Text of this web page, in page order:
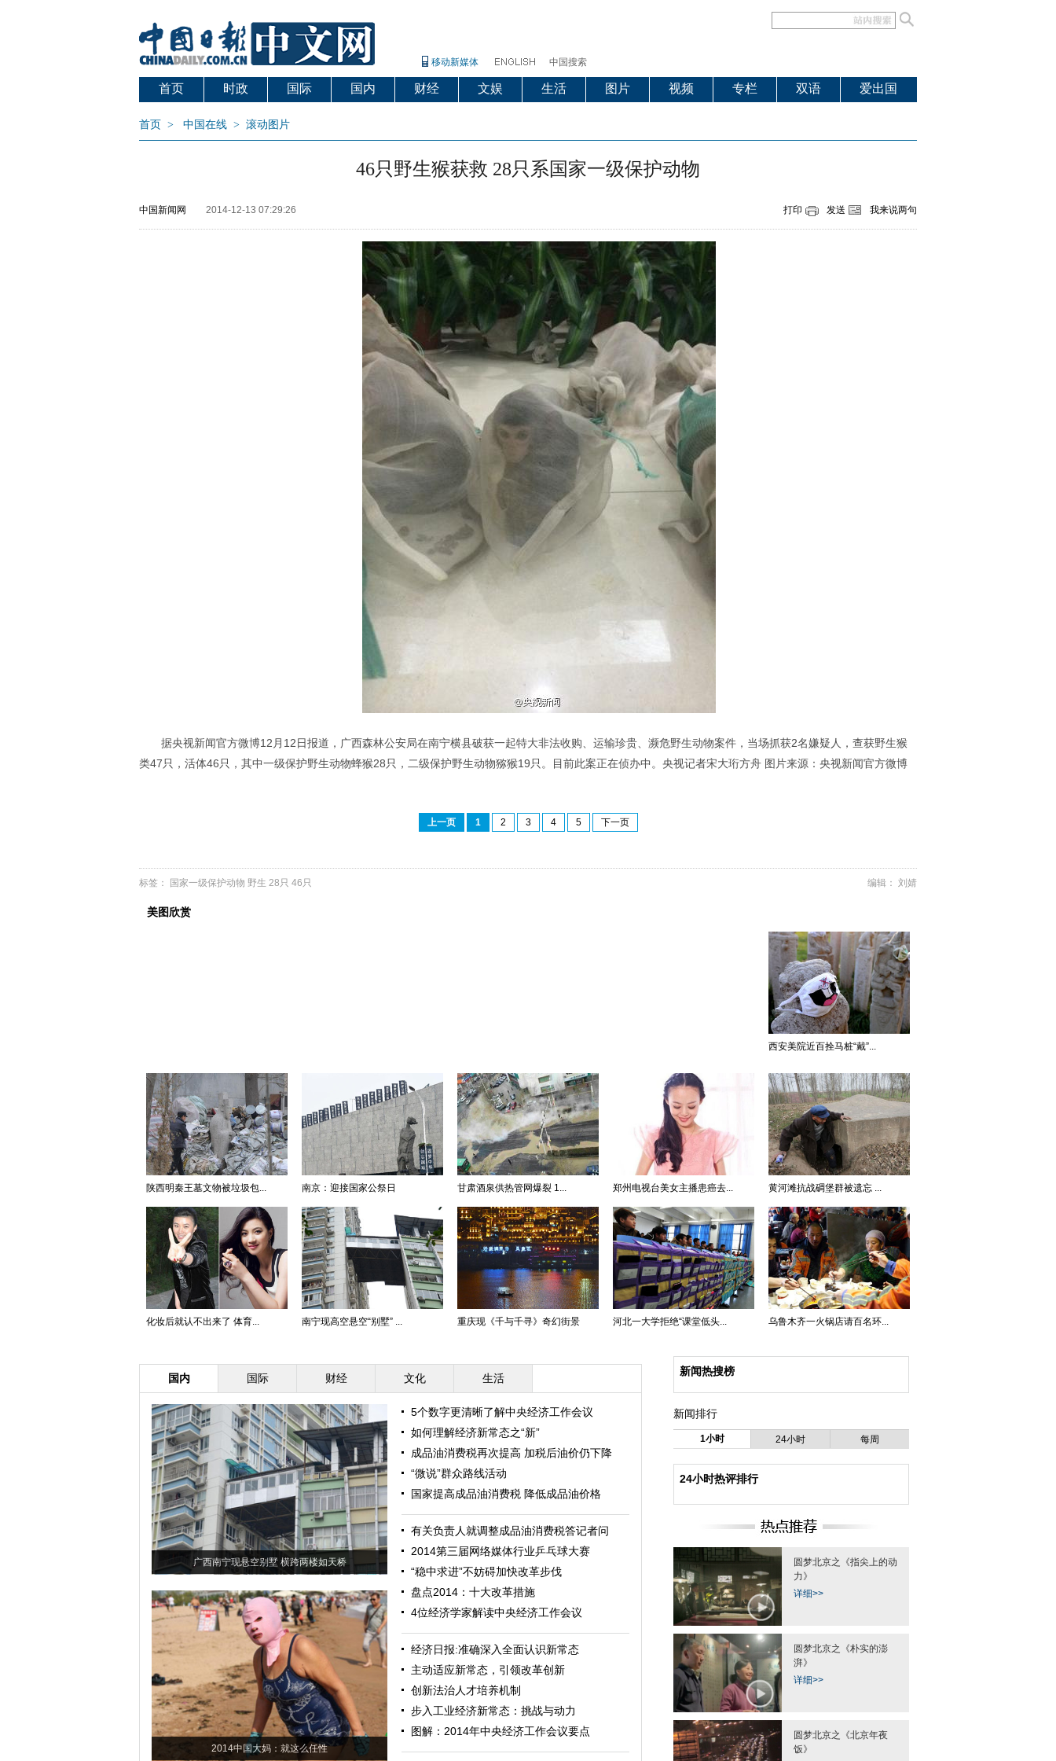
移动新媒体 中国搜索
首页 时政 国际 国内 财经 文娱 生活 图片 视频 专栏 双语 爱出国
首页 > 中国在线 > 滚动图片
46只野生猴获救 28只系国家一级保护动物
中国新闻网 2014-12-13 07:29:26 打印 发送 我来说两句
据央视新闻官方微博12月12日报道，广西森林公安局在南宁横县破获一起特大非法收购、运输珍贵、濒危野生动物案件，当场抓获2名嫌疑人，查获野生猴
类47只，活体46只，其中一级保护野生动物蜂猴28只，二级保护野生动物猕猴19只。目前此案正在侦办中。央视记者宋大珩方舟 图片来源：央视新闻官方微博
上一页 1 2 3 4 5 下一页
编辑： 刘婧
标签： 国家一级保护动物 野生 28只 46只
美图欣赏
西安美院近百拴马桩“戴”...
陕西明秦王墓文物被垃圾包... 南京：迎接国家公祭日 甘肃酒泉供热管网爆裂 1... 郑州电视台美女主播患癌去... 黄河滩抗战碉堡群被遗忘 ...
化妆后就认不出来了 体育... 南宁现高空悬空“别墅” ... 重庆现《千与千寻》奇幻街景 河北一大学拒绝“课堂低头... 乌鲁木齐一火锅店请百名环...
国内 国际 财经 文化 生活
广西南宁现悬空别墅 横跨两楼如天桥
2014中国大妈：就这么任性
5个数字更清晰了解中央经济工作会议
如何理解经济新常态之“新”
成品油消费税再次提高 加税后油价仍下降
“微说”群众路线活动
国家提高成品油消费税 降低成品油价格
有关负责人就调整成品油消费税答记者问
2014第三届网络媒体行业乒乓球大赛
“稳中求进”不妨碍加快改革步伐
盘点2014：十大改革措施
4位经济学家解读中央经济工作会议
经济日报:准确深入全面认识新常态
主动适应新常态，引领改革创新
创新法治人才培养机制
步入工业经济新常态：挑战与动力
图解：2014年中央经济工作会议要点
新闻热搜榜
新闻排行
1小时 24小时 每周
24小时热评排行
圆梦北京之《指尖上的动
力》
详细>>
圆梦北京之《朴实的澎
湃》
详细>>
圆梦北京之《北京年夜
饭》